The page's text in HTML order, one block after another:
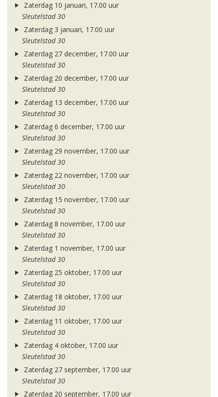
Zaterdag 10 januari, 17.00 uur
Sleutelstad 30
Zaterdag 3 januari, 17.00 uur
Sleutelstad 30
Zaterdag 27 december, 17.00 uur
Sleutelstad 30
Zaterdag 20 december, 17.00 uur
Sleutelstad 30
Zaterdag 13 december, 17.00 uur
Sleutelstad 30
Zaterdag 6 december, 17.00 uur
Sleutelstad 30
Zaterdag 29 november, 17.00 uur
Sleutelstad 30
Zaterdag 22 november, 17.00 uur
Sleutelstad 30
Zaterdag 15 november, 17.00 uur
Sleutelstad 30
Zaterdag 8 november, 17.00 uur
Sleutelstad 30
Zaterdag 1 november, 17.00 uur
Sleutelstad 30
Zaterdag 25 oktober, 17.00 uur
Sleutelstad 30
Zaterdag 18 oktober, 17.00 uur
Sleutelstad 30
Zaterdag 11 oktober, 17.00 uur
Sleutelstad 30
Zaterdag 4 oktober, 17.00 uur
Sleutelstad 30
Zaterdag 27 september, 17.00 uur
Sleutelstad 30
Zaterdag 20 september, 17.00 uur